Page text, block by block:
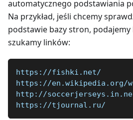
automatycznego podstawiania
Na przykład, jeśli chcemy
podstawie bazy stron,
szukamy linków:
https://fishki.net/
https://en.wikipedia.org/
http://
https://tjournal.ru/